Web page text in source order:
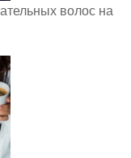
волос на